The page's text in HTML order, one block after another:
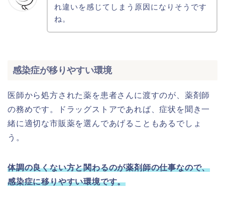
れ違いを感じてしまう原因になりそうです
ね。
感染症が移りやすい環境
医師から処方された薬を患者さんに渡すのが、薬剤師
の務めです。ドラッグストアであれば、症状を聞き一
緒に適切な市販薬を選んであげることもあるでしょ
う。
体調の良くない方と関わるのが薬剤師の仕事なので、
感染症に移りやすい環境です。